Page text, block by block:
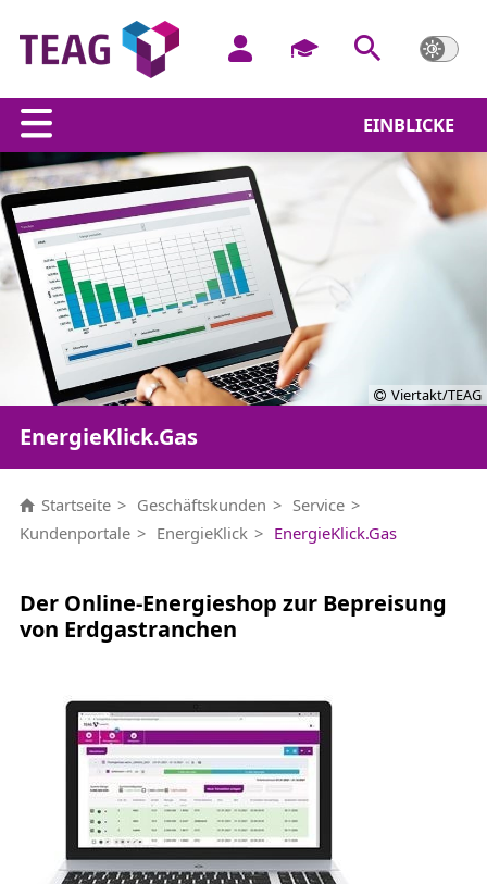
EINBLICKE
Viertakt/TEAG
EnergieKlick.Gas
Startseite Geschäftskunden
Service
Kundenportale
EnergieKlick EnergieKlick.Gas
Der Online-Energieshop zur Bepreisung
von Erdgastranchen